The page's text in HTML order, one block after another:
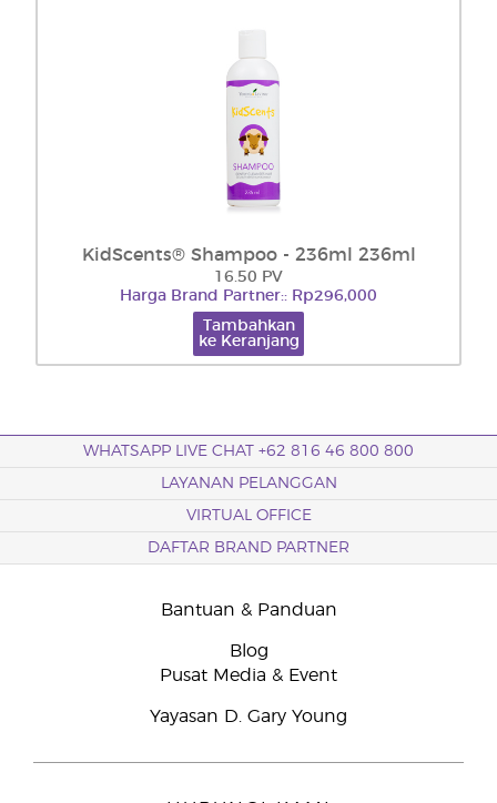
KidScents® Shampoo - 236ml 236ml
16.50 PV
Harga Brand Partner:: Rp296,000
Tambahkan
ke Keranjang
WHATSAPP LIVE CHAT +62 816 46 800 800
LAYANAN PELANGGAN
VIRTUAL OFFICE
DAFTAR BRAND PARTNER
Bantuan & Panduan
Blog
Pusat Media & Event
Yayasan D. Gary Young